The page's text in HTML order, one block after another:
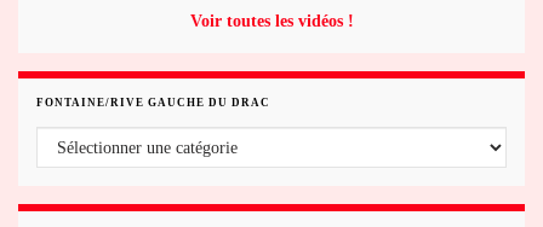
Voir toutes les vidéos !
FONTAINE/RIVE GAUCHE DU DRAC